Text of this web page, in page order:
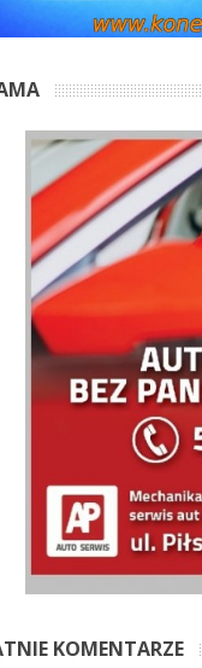
KOMENTARZE